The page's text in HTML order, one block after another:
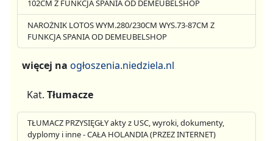
102CM Z FUNKCJA SPANIA OD DEMEUBELSHOP
NAROŻNIK LOTOS WYM.280/230CM WYS.73-87CM Z
FUNKCJA SPANIA OD DEMEUBELSHOP
więcej na ogłoszenia.niedziela.nl
Kat. Tłumacze
TŁUMACZ PRZYSIĘGŁY akty z USC, wyroki, dokumenty,
dyplomy i inne - CAŁA HOLANDIA (PRZEZ INTERNET)